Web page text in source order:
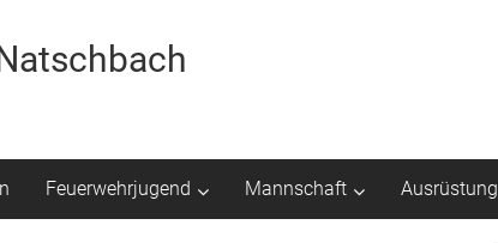
Feuerwehrjugend Mannschaft Ausrüstung